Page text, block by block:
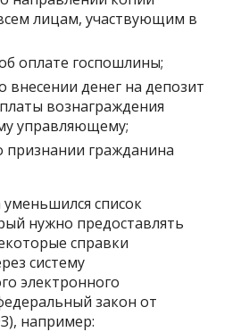
лицам, участвующим в
оплате госпошлины;
внесении денег на депозит
вознаграждения
управляющему;
признании гражданина
список
нужно предоставлять
справки
систему
электронного
закон от
например: